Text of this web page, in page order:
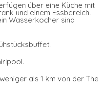
über eine Küche mit
und einem Essbereich.
Wasserkocher sind
als 1 km von der The